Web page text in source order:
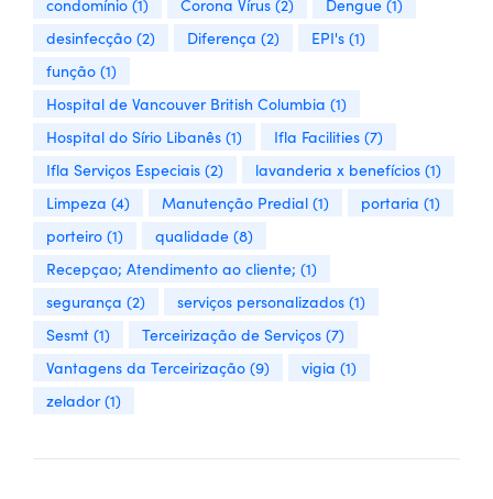
condomínio (1) Corona Vírus (2) Dengue (1)
desinfecção (2) Diferença (2) EPI's (1)
função (1)
Hospital de Vancouver British Columbia (1)
Hospital do Sírio Libanês (1) Ifla Facilities (7)
Ifla Serviços Especiais (2) lavanderia x benefícios (1)
Limpeza (4) Manutenção Predial (1) portaria (1)
porteiro (1) qualidade (8)
Recepçao; Atendimento ao cliente; (1)
segurança (2) serviços personalizados (1)
Sesmt (1) Terceirização de Serviços (7)
Vantagens da Terceirização (9) vigia (1)
zelador(1)